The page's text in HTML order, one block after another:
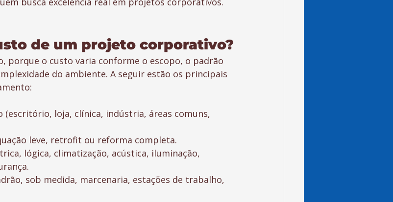
de um projeto corporativo?
porque o custo varia conforme o escopo, o padrão
do ambiente. A seguir estão os principais
(escritório, loja, clínica, indústria, áreas comuns,
leve, retrofit ou reforma completa.
lógica, climatização, acústica, iluminação,
sob medida, marcenaria, estações de trabalho,